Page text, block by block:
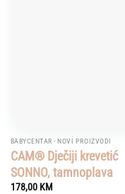
BABYCENTAR - NOVI PROIZVODI
CAM® Dječiji krevetić
SONNO, tamnoplava
178,00 KM